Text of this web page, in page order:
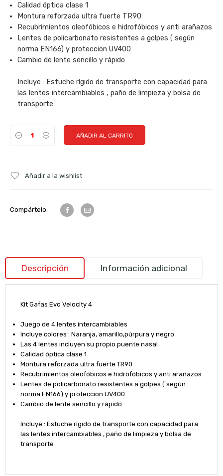
Calidad óptica clase 1
Montura reforzada ultra fuerte TR90
Recubrimientos oleofóbicos e hidrofóbicos y anti arañazos
Lentes de policarbonato resistentes a golpes ( según
norma EN166) y proteccion UV400
Cambio de lente sencillo y rápido
Incluye : Estuche rígido de transporte con capacidad para
las lentes intercambiables , paño de limpieza y bolsa de
transporte
AÑADIR AL CARRITO
Añadir a la wishlist
Compártelo:
Descripción Información adicional
Kit Gafas Evo Velocity 4
Juego de 4 lentes intercambiables
Incluye colores : Naranja, amarillo,púrpura y negro
Las 4 lentes incluyen su propio puente nasal
Calidad óptica clase 1
Montura reforzada ultra fuerte TR90
Recubrimientos oleofóbicos e hidrofóbicos y anti arañazos
Lentes de policarbonato resistentes a golpes ( según
norma EN166) y proteccion UV400
Cambio de lente sencillo y rápido
Incluye : Estuche rígido de transporte con capacidad para
las lentes intercambiables , paño de limpieza y bolsa de
transporte